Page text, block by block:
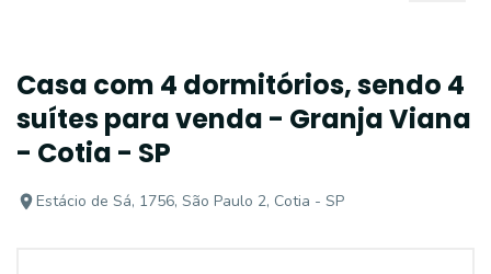
Casa com 4 dormitórios, sendo 4
suítes para venda - Granja Viana
- Cotia - SP
Estácio de Sá, 1756, São Paulo 2, Cotia - SP